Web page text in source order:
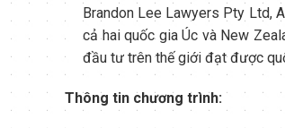
Brandon Lee Lawyers Pty Ltd,
cả hai quốc gia Úc và New
đầu tư trên thế giới đạt được
Thông tin chương trình: